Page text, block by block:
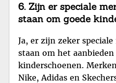
6. Zijn er speciale
staan om goede
Ja, er zijn zeker
staan om het aanbieden
kinderschoenen.
Nike, Adidas en